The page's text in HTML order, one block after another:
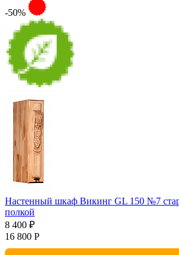
-50%
Настенный шкаф Викинг GL 150 №7
полкой
8 400 ₽
16 800 Р